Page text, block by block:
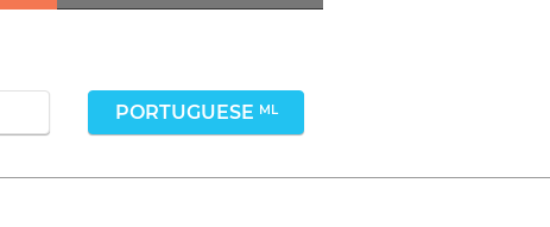
PORTUGUESE ML